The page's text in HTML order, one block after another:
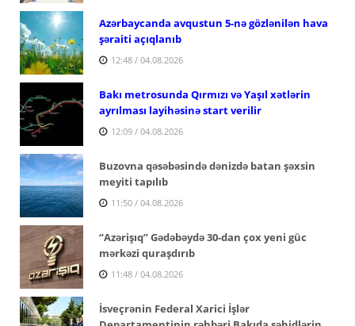
Azərbaycanda avqustun 5-nə gözlənilən hava
şəraiti açıqlanıb
12:48 / 04.08.2026
Bakı metrosunda Qırmızı və Yaşıl xətlərin
ayrılması layihəsinə start verilir
12:09 / 04.08.2026
Buzovna qəsəbəsində dənizdə batan şəxsin
meyiti tapılıb
11:50 / 04.08.2026
“Azərişıq” Gədəbəydə 30-dan çox yeni güc
mərkəzi quraşdırıb
11:48 / 04.08.2026
İsveçrənin Federal Xarici İşlər